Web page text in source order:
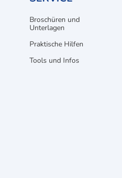
Broschüren und
Unterlagen
Praktische Hilfen
Tools und Infos